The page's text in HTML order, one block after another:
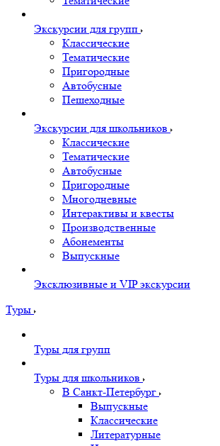
Экскурсии для групп
Классические
Тематические
Пригородные
Автобусные
Пешеходные
Экскурсии для школьников
Классические
Тематические
Автобусные
Пригородные
Многодневные
Интерактивы и квесты
Производственные
Абонементы
Выпускные
Эксклюзивные и VIP экскурсии
Туры
Туры для групп
Туры для школьников
В Санкт-Петербург
Выпускные
Классические
Литературные